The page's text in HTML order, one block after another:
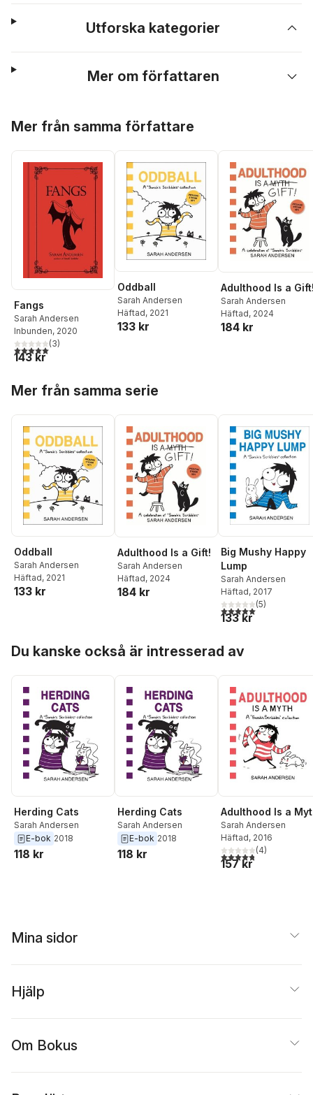
Utforska kategorier
Mer om författaren
Mer från samma författare
Fangs
Sarah Andersen
Inbunden, 2020
5,0utav 5 stjärnor. Totalt antal röster:
(3)
143 kr
Oddball
Sarah Andersen
Häftad, 2021
133 kr
Adulthood Is a
Sarah Andersen
Häftad, 2024
184 kr
Mer från samma serie
Oddball
Sarah Andersen
Häftad, 2021
133 kr
Adulthood Is a Gift!
Sarah Andersen
Häftad, 2024
184 kr
Big Mushy Happy
Lump
Sarah Andersen
Häftad, 2017
5,0utav 5 stjärnor.
(5)
133 kr
Du kanske också är intresserad av
Herding Cats
Sarah Andersen
E-bok 2018
118 kr
Herding Cats
Sarah Andersen
E-bok 2018
118 kr
Adulthood Is a
Sarah Andersen
Häftad, 2016
4,8utav 5 stjärnor.
(4)
157 kr
Mina sidor
Hjälp
Om Bokus